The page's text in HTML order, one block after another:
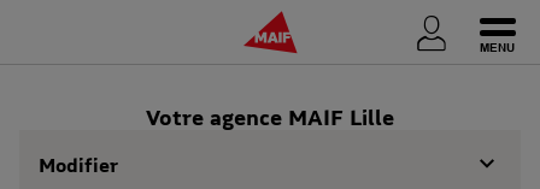
Votre agence MAIF Lille
Modifier